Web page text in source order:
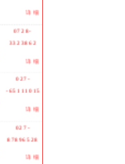
详细
0728-
3323862
详细
027-
-65111015
详细
027-
87896528
详细